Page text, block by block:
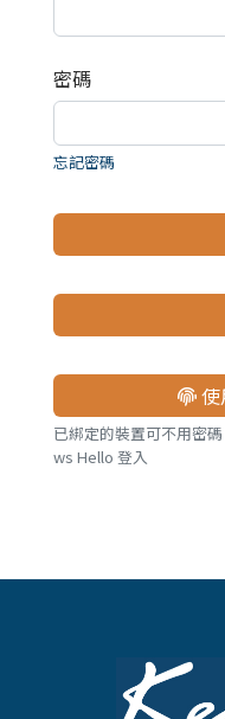
旅平險
儲蓄險
靈性成長
好書推薦
勞保勞退
密碼
忘記密碼
使
已綁定的裝置可不用密
ws Hello 登入